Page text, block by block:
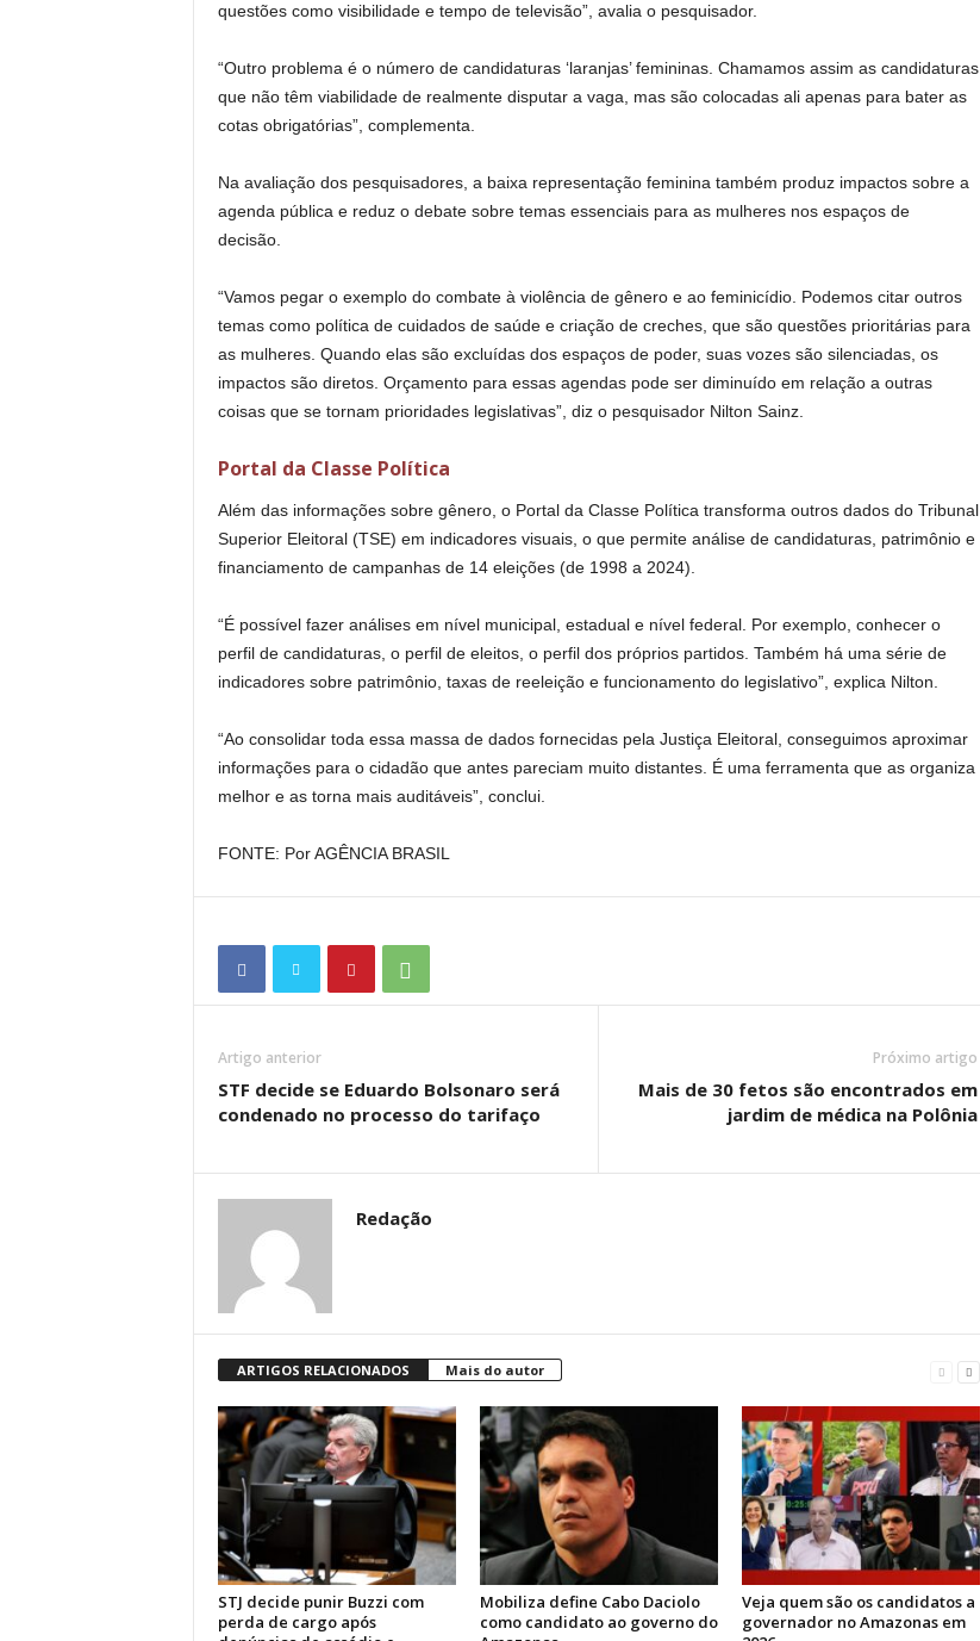
questões como visibilidade e tempo de televisão”, avalia o pesquisador.
“Outro problema é o número de candidaturas ‘laranjas’ femininas. Chamamos assim as candidaturas
que não têm viabilidade de realmente disputar a vaga, mas são colocadas ali apenas para bater as
cotas obrigatórias”, complementa.
Na avaliação dos pesquisadores, a baixa representação feminina também produz impactos sobre a
agenda pública e reduz o debate sobre temas essenciais para as mulheres nos espaços de
decisão.
“Vamos pegar o exemplo do combate à violência de gênero e ao feminicídio. Podemos citar outros
temas como política de cuidados de saúde e criação de creches, que são questões prioritárias para
as mulheres. Quando elas são excluídas dos espaços de poder, suas vozes são silenciadas, os
impactos são diretos. Orçamento para essas agendas pode ser diminuído em relação a outras
coisas que se tornam prioridades legislativas”, diz o pesquisador Nilton Sainz.
Portal da Classe Política
Além das informações sobre gênero, o Portal da Classe Política transforma outros dados do Tribunal
Superior Eleitoral (TSE) em indicadores visuais, o que permite análise de candidaturas, patrimônio e
financiamento de campanhas de 14 eleições (de 1998 a 2024).
“É possível fazer análises em nível municipal, estadual e nível federal. Por exemplo, conhecer o
perfil de candidaturas, o perfil de eleitos, o perfil dos próprios partidos. Também há uma série de
indicadores sobre patrimônio, taxas de reeleição e funcionamento do legislativo”, explica Nilton.
“Ao consolidar toda essa massa de dados fornecidas pela Justiça Eleitoral, conseguimos aproximar
informações para o cidadão que antes pareciam muito distantes. É uma ferramenta que as organiza
melhor e as torna mais auditáveis”, conclui.
FONTE: Por AGÊNCIA BRASIL
Artigo anterior
STF decide se Eduardo Bolsonaro será
condenado no processo do tarifaço
Próximo artigo
Mais de 30 fetos são encontrados em
jardim de médica na Polônia
Redação
ARTIGOS RELACIONADOS Mais do autor
STJ decide punir Buzzi com
perda de cargo após
Mobiliza define Cabo Daciolo
como candidato ao governo do
Veja quem são os candidatos a
governador no Amazonas em